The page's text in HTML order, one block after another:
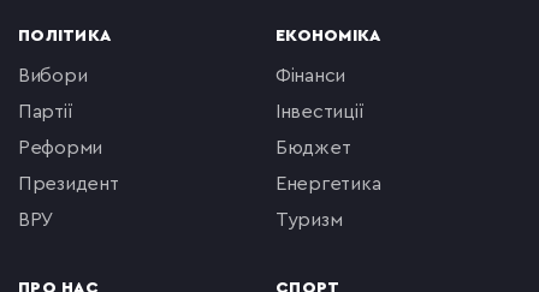
ПОЛІТИКА
вибори
партії
реформи
президент
ВРУ
ЕКОНОМІКА
фінанси
інвестиції
бюджет
енергетика
туризм